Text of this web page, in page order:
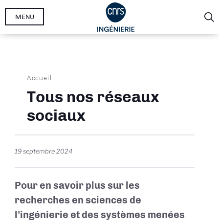
Aller
MENU
Fil
d'Ariane
Accueil
Tous nos réseaux
sociaux
19 septembre 2024
Pour en savoir plus sur les
recherches en sciences de
l'ingénierie et des systèmes menées